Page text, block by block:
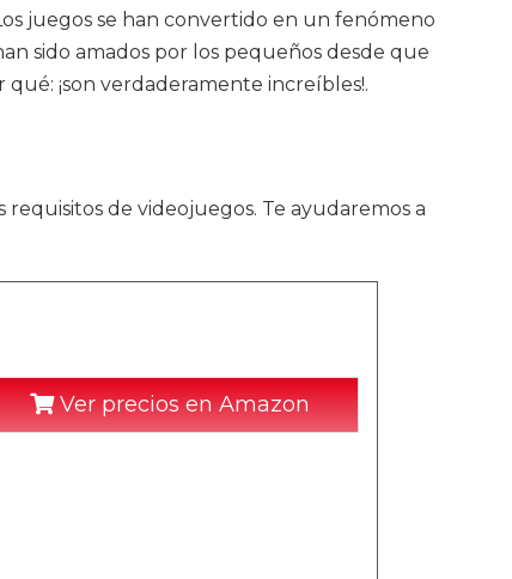
juegos se han convertido en un fenómeno
sido amados por los pequeños desde que
¡son verdaderamente increíbles!.
requisitos de videojuegos. Te ayudaremos a
Ver precios en Amazon